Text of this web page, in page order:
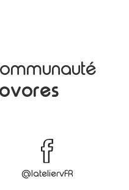
@lateliervFR